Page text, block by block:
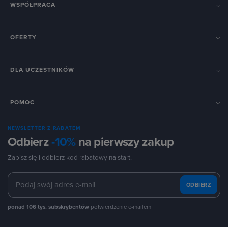
WSPÓŁPRACA
OFERTY
DLA UCZESTNIKÓW
POMOC
NEWSLETTER Z RABATEM
Odbierz-10%na pierwszy zakup
Zapisz się i odbierz kod rabatowy na start.
ODBIERZ
ponad 106 tys. subskrybentów potwierdzenie e-mailem